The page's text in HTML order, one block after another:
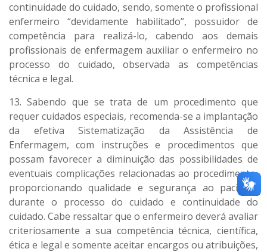
continuidade do cuidado, sendo, somente o profissional
enfermeiro “devidamente habilitado”, possuidor de
competência para realizá-lo, cabendo aos demais
profissionais de enfermagem auxiliar o enfermeiro no
processo do cuidado, observada as competências
técnica e legal.
13. Sabendo que se trata de um procedimento que
requer cuidados especiais, recomenda-se a implantação
da efetiva Sistematização da Assistência de
Enfermagem, com instruções e procedimentos que
possam favorecer a diminuição das possibilidades de
eventuais complicações relacionadas ao procedimento,
proporcionando qualidade e segurança ao paciente
durante o processo do cuidado e continuidade do
cuidado. Cabe ressaltar que o enfermeiro deverá avaliar
criteriosamente a sua competência técnica, científica,
ética e legal e somente aceitar encargos ou atribuições,